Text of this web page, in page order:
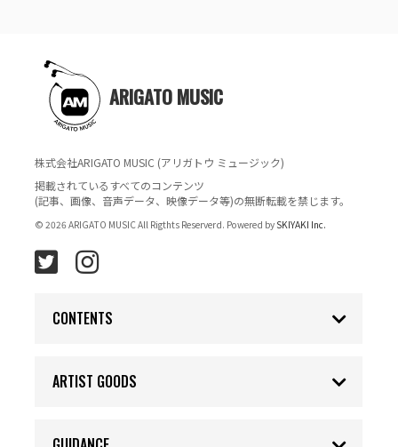
ARIGATO MUSIC
株式会社ARIGATO MUSIC (アリガトウ ミュージック)
掲載されているすべてのコンテンツ
(記事、画像、音声データ、映像データ等)の無断転載を禁じます。
© 2026 ARIGATO MUSIC All Rigthts Reserverd. Powered by SKIYAKI Inc.
CONTENTS
ARTIST GOODS